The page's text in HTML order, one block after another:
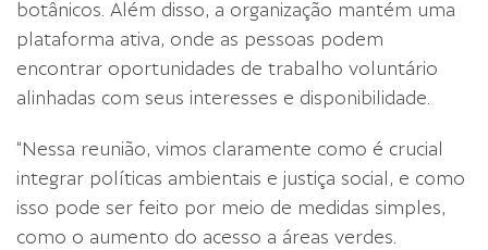
botânicos. Além disso, a organização mantém uma
plataforma ativa, onde as pessoas podem
encontrar oportunidades de trabalho voluntário
alinhadas com seus interesses e disponibilidade.
“Nessa reunião, vimos claramente como é crucial
integrar políticas ambientais e justiça social, e como
isso pode ser feito por meio de medidas simples,
como o aumento do acesso a áreas verdes.